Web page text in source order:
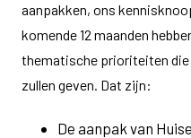
aanpakken, ons
komende 12 maanden
thematische prioriteiten
zullen geven. Dat zijn:
De aanpak van